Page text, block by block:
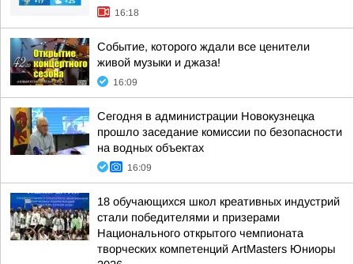
16:18
Событие, которого ждали все ценители
живой музыки и джаза!
16:09
Сегодня в администрации Новокузнецка
прошло заседание комиссии по безопасности
на водных объектах
16:09
18 обучающихся школ креативных индустрий
стали победителями и призерами
Национального открытого чемпионата
творческих компетенций ArtMasters Юниоры